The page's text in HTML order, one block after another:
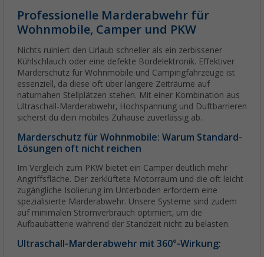
Professionelle Marderabwehr für
Wohnmobile, Camper und PKW
Nichts ruiniert den Urlaub schneller als ein zerbissener
Kühlschlauch oder eine defekte Bordelektronik. Effektiver
Marderschutz für Wohnmobile und Campingfahrzeuge ist
essenziell, da diese oft über längere Zeiträume auf
naturnahen Stellplätzen stehen. Mit einer Kombination aus
Ultraschall-Marderabwehr, Hochspannung und Duftbarrieren
sicherst du dein mobiles Zuhause zuverlässig ab.
Marderschutz für Wohnmobile: Warum Standard-
Lösungen oft nicht reichen
Im Vergleich zum PKW bietet ein Camper deutlich mehr
Angriffsfläche. Der zerklüftete Motorraum und die oft leicht
zugängliche Isolierung im Unterboden erfordern eine
spezialisierte Marderabwehr. Unsere Systeme sind zudem
auf minimalen Stromverbrauch optimiert, um die
Aufbaubatterie während der Standzeit nicht zu belasten.
Ultraschall-Marderabwehr mit 360°-Wirkung: